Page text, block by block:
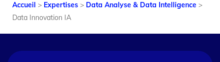
Accueil > Expertises > Data Analyse & Data Intelligence >
Data Innovation IA